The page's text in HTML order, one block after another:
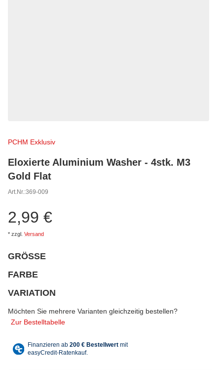
PCHM Exklusiv
Eloxierte Aluminium Washer - 4stk. M3
Gold Flat
Art.Nr.:369-009
2,99 €
* zzgl. Versand
GRÖSSE
FARBE
VARIATION
Möchten Sie mehrere Varianten gleichzeitig bestellen?
Zur Bestelltabelle